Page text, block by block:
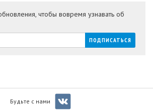
чтобы вовремя узнавать об
Будьте с нами